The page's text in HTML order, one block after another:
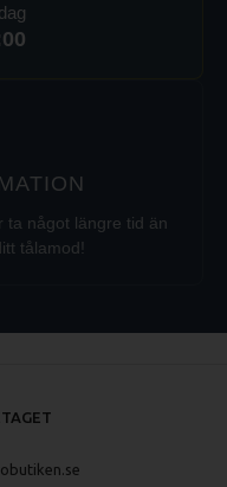
ta något längre tid än
tålamod!